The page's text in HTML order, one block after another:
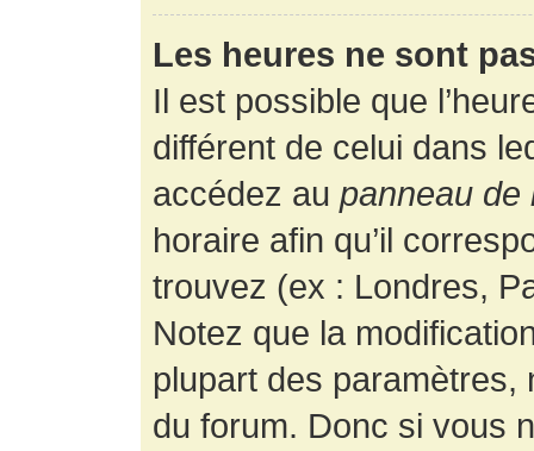
Les heures ne sont
Il est possible que
différent de celui dans
accédez au panneau de
horaire afin qu’il
trouvez (ex : Londres,
Notez que la
plupart des paramètres,
du forum. Donc si vous